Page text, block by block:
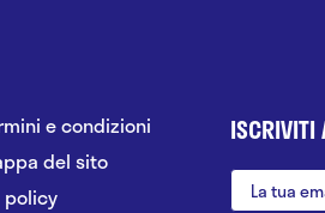
e condizioni
del sito
policy
ISCRIVITI